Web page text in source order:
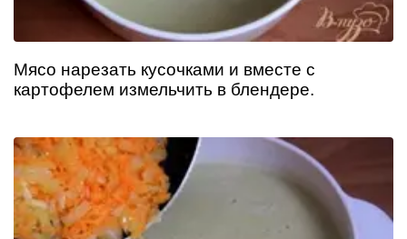
Мясо нарезать кусочками и вместе с
картофелем измельчить в блендере.